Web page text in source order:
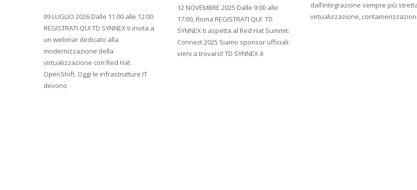
09 LUGLIO 2026 Dalle 11:00 alle 12:00
REGISTRATI QUI TD SYNNEX ti invita a
un webinar dedicato alla
modernizzazione della
virtualizzazione con Red Hat
OpenShift. Oggi le infrastrutture IT
devono
12 NOVEMBRE 2025 Dalle 9:00 alle
17:00, Roma REGISTRATI QUI ​ TD
SYNNEX ti aspetta al Red Hat Summit:
Connect 2025 Siamo sponsor ufficiali:
vieni a trovarci! TD SYNNEX è
dall’integrazione sempre più
virtualizzazione,